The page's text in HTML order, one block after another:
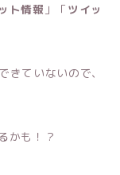
ト情報 」「 ツイッ
ていないので、
かも！？